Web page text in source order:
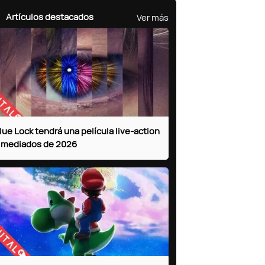
Artículos destacados Ver más
Lock tendrá una película live-action
de 2026